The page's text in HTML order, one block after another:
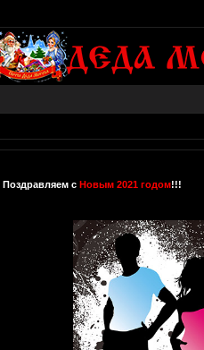
Поздравляем с Новым 2021 годом!!!